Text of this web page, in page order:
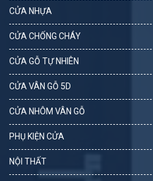
CỬA NHỰA
CỬA CHỐNG CHÁY
CỬA GỖ TỰ NHIÊN
CỬA VÂN GỖ 5D
CỬA NHÔM VÂN GỖ
PHỤ KIỆN CỬA
NỘI THẤT